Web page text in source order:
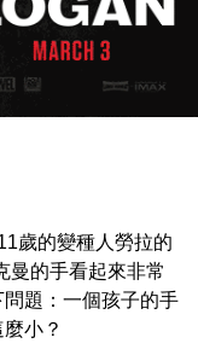
歲的變種人勞拉的
曼的手看起來非常
題：一個孩子的手
小？